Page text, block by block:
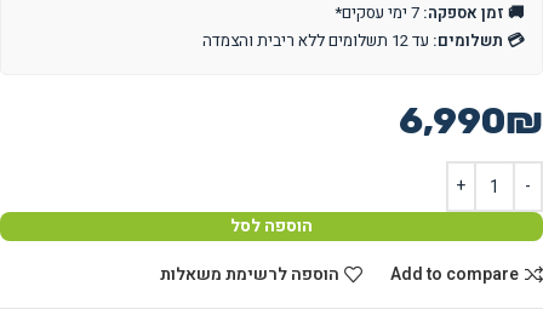
🚚 זמן אספקה:
💳 תשלומים: עד 12 תשלומים ללא ריבית והצמדה
6,990₪
הוספה לסל
Add to compare
הוספה לרשימת משאלות